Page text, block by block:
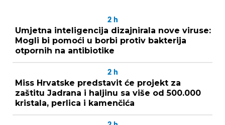
2 h
Umjetna inteligencija dizajnirala nove viruse:
Mogli bi pomoći u borbi protiv bakterija
otpornih na antibiotike
2 h
Miss Hrvatske predstavit će projekt za
zaštitu Jadrana i haljinu sa više od 500.000
kristala, perlica i kamenčića